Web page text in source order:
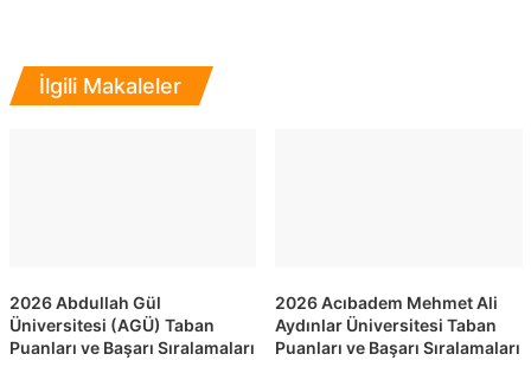
İlgili Makaleler
2026 Abdullah Gül
Üniversitesi (AGÜ) Taban
Puanları ve Başarı Sıralamaları
2026 Acıbadem Mehmet Ali
Aydınlar Üniversitesi Taban
Puanları ve Başarı Sıralamaları